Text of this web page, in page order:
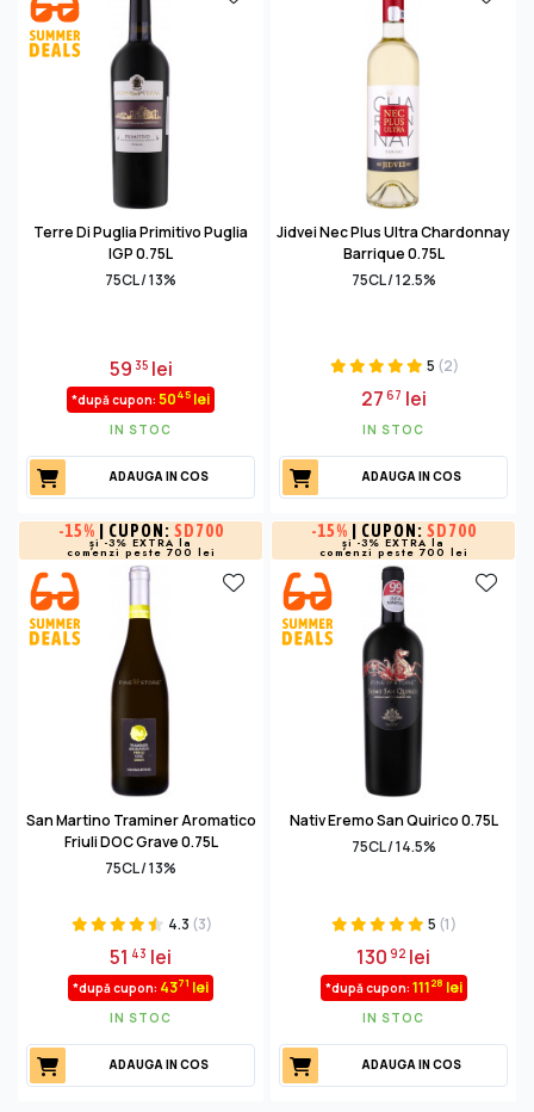
Terre Di Puglia Primitivo Puglia
IGP 0.75L
75CL / 13%
59 35lei
*după cupon: 5045 lei
IN STOC
ADAUGA IN COS
Jidvei Nec Plus Ultra Chardonnay
Barrique 0.75L
75CL / 12.5%
5 (2)
2767 lei
IN STOC
ADAUGA IN COS
-15% | CUPON: SD700
și -3% EXTRA la
comenzi peste 700 lei
San Martino Traminer Aromatico
Friuli DOC Grave 0.75L
75CL / 13%
4.3 (3)
51 43 lei
*după cupon: 4371 lei
IN STOC
ADAUGA IN COS
-15% | CUPON: SD700
și -3% EXTRA la
comenzi peste 700 lei
Nativ Eremo San Quirico 0.75L
75CL / 14.5%
5 (1)
13092 lei
*după cupon: 11128 lei
IN STOC
ADAUGA IN COS